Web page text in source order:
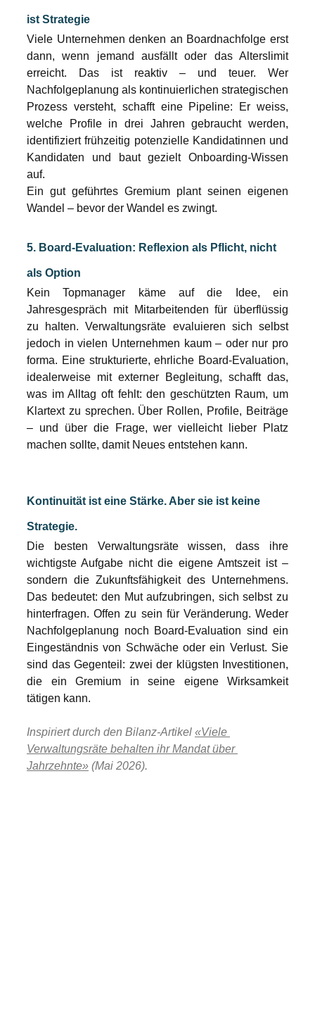
ist Strategie
Viele Unternehmen denken an Boardnachfolge erst
dann, wenn jemand ausfällt oder das Alterslimit
erreicht. Das ist reaktiv – und teuer. Wer
Nachfolgeplanung als kontinuierlichen strategischen
Prozess versteht, schafft eine Pipeline: Er weiss,
welche Profile in drei Jahren gebraucht werden,
identifiziert frühzeitig potenzielle Kandidatinnen und
Kandidaten und baut gezielt Onboarding-Wissen
auf.
Ein gut geführtes Gremium plant seinen eigenen
Wandel – bevor der Wandel es zwingt.
5. Board-Evaluation: Reflexion als Pflicht, nicht
als Option
Kein Topmanager käme auf die Idee, ein
Jahresgespräch mit Mitarbeitenden für überflüssig
zu halten. Verwaltungsräte evaluieren sich selbst
jedoch in vielen Unternehmen kaum – oder nur pro
forma. Eine strukturierte, ehrliche Board-Evaluation,
idealerweise mit externer Begleitung, schafft das,
was im Alltag oft fehlt: den geschützten Raum, um
Klartext zu sprechen. Über Rollen, Profile, Beiträge
– und über die Frage, wer vielleicht lieber Platz
machen sollte, damit Neues entstehen kann.
Kontinuität ist eine Stärke. Aber sie ist keine
Strategie.
Die besten Verwaltungsräte wissen, dass ihre
wichtigste Aufgabe nicht die eigene Amtszeit ist –
sondern die Zukunftsfähigkeit des Unternehmens.
Das bedeutet: den Mut aufzubringen, sich selbst zu
hinterfragen. Offen zu sein für Veränderung. Weder
Nachfolgeplanung noch Board-Evaluation sind ein
Eingeständnis von Schwäche oder ein Verlust. Sie
sind das Gegenteil: zwei der klügsten Investitionen,
die ein Gremium in seine eigene Wirksamkeit
tätigen kann.
Inspiriert durch den Bilanz-Artikel «Viele
Verwaltungsräte behalten ihr Mandat über
Jahrzehnte» (Mai 2026).